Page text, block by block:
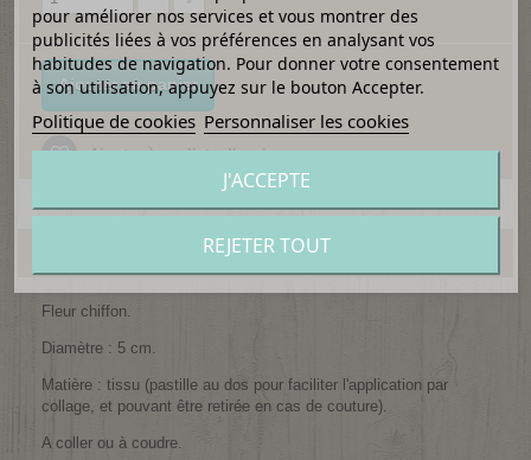
Ajouter au panier
Ajouter à ma liste d'envies
EN SAVOIR PLUS
Fleur chiffon.
Diamètre : 5 cm.
Matière : tissu (pastille au dos pour faciliter l'application par
collage, et pouvant être retirée en cas de couture).
A coller ou à coudre.
pour améliorer nos services et vous montrer des
publicités liées à vos préférences en analysant vos
habitudes de navigation. Pour donner votre consentement
à son utilisation, appuyez sur le bouton Accepter.
Politique de cookies Personnaliser les cookies
REJETER TOUT
J'ACCEPTE